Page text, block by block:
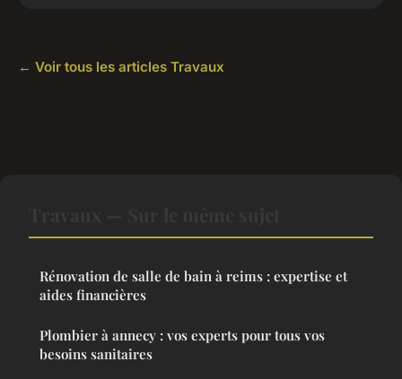
← Voir tous les articles Travaux
Rénovation de salle de bain à reims : expertise et
aides financières
Plombier à annecy : vos experts pour tous vos
besoins sanitaires